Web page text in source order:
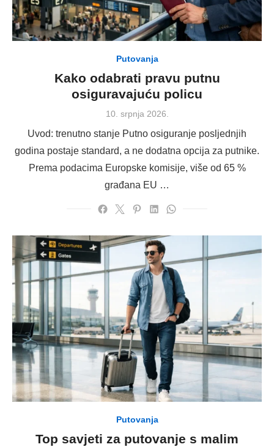
Putovanja
Kako odabrati pravu putnu
osiguravajuću policu
Posted
10. srpnja 2026.
Uvod: trenutno stanje Putno osiguranje posljednjih
godina postaje standard, a ne dodatna opcija za putnike.
Prema podacima Europske komisije, više od 65 %
građana EU …
Putovanja
Top savjeti za putovanje s malim